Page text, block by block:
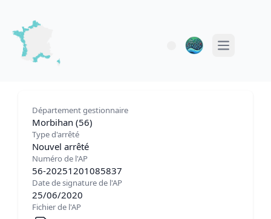
Open main
Département gestionnaire
Morbihan (56)
Type d'arrêté
Nouvel arrêté
Numéro de l'AP
56-20251201085837
Date de signature de l'AP
25/06/2020
Fichier de l'AP